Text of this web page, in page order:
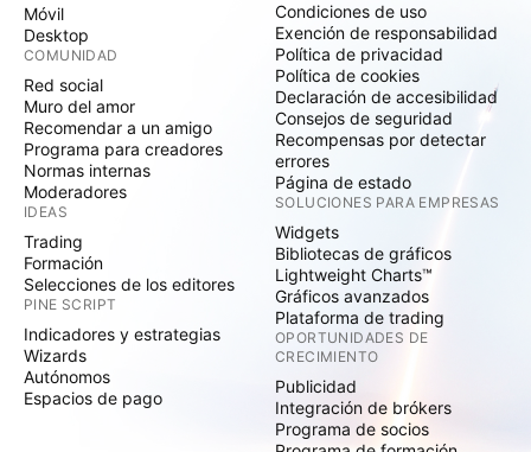
Móvil
Desktop
COMUNIDAD
Red social
Muro del amor
Recomendar a un amigo
Programa para creadores
Normas internas
Moderadores
IDEAS
Trading
Formación
Selecciones de los editores
PINE SCRIPT
Indicadores y estrategias
Wizards
Autónomos
Espacios de pago
Condiciones de uso
Exención de responsabilidad
Política de privacidad
Política de cookies
Declaración de accesibilidad
Consejos de seguridad
Recompensas por detectar
errores
Página de estado
SOLUCIONES PARA EMPRESAS
Widgets
Bibliotecas de gráficos
Lightweight Charts™
Gráficos avanzados
Plataforma de trading
OPORTUNIDADES DE
CRECIMIENTO
Publicidad
Integración de brókers
Programa de socios